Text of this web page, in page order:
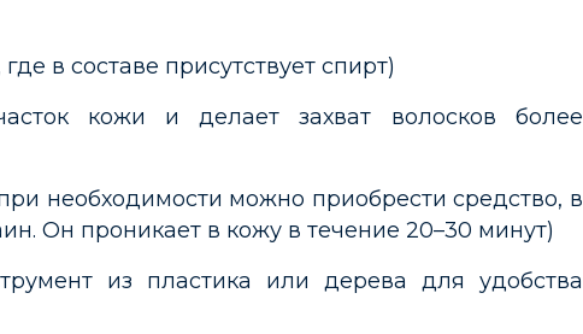
в составе присутствует спирт)
кожи и делает захват волосков более
необходимости можно приобрести средство, в
Он проникает в кожу в течение 20–30 минут)
из пластика или дерева для удобства